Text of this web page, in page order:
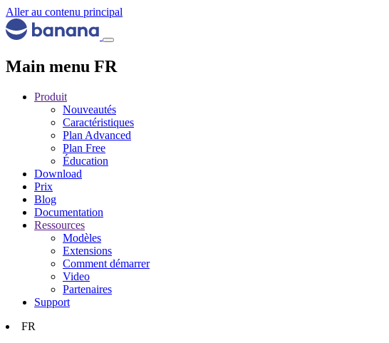
Aller au contenu principal
Main menu FR
Produit
Nouveautés
Caractéristiques
Plan Advanced
Plan Free
Éducation
Download
Prix
Blog
Documentation
Ressources
Modèles
Extensions
Comment démarrer
Video
Partenaires
Support
FR